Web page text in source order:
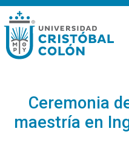
Ceremonia
maestría en